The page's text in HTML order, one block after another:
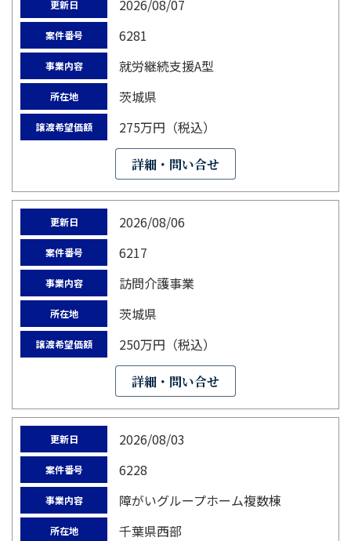
更新日 2026/08/07
案件番号 6281
事業内容 就労継続支援A型
所在地 茨城県
譲渡希望価額 275万円（税込）
詳細・問い合せ
更新日 2026/08/06
案件番号 6217
事業内容 訪問介護事業
所在地 茨城県
譲渡希望価額 250万円（税込）
詳細・問い合せ
更新日 2026/08/03
案件番号 6228
事業内容 障がいグループホーム複数棟
所在地 千葉県西部